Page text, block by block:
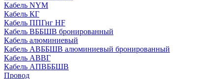
Кабель NYM
Кабель КГ
Кабель ППГнг HF
Кабель ВББШВ бронированный
Кабель алюминиевый
Кабель АВББШВ алюминиевый бронированный
Кабель АВВГ
Кабель АПВББШВ
Провод